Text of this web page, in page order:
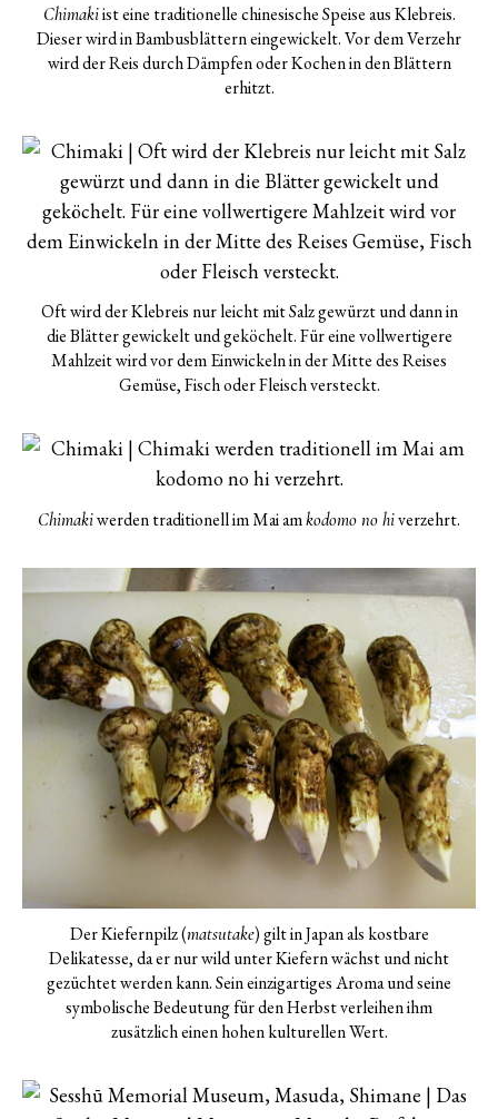
Chimakiist eine traditionelle chinesische Speise aus Klebreis.
Dieser wird in Bambusblättern eingewickelt. Vor dem Verzehr
wird der Reis durch Dämpfen oder Kochen in den Blättern
erhitzt.
Oft wird der Klebreis nur leicht mit Salz gewürzt und dann in
die Blätter gewickelt und geköchelt. Für eine vollwertigere
Mahlzeit wird vor dem Einwickeln in der Mitte des Reises
Gemüse, Fisch oder Fleisch versteckt.
Chimakiwerden traditionell im Mai amkodomo no hiverzehrt.
Der Kiefernpilz (matsutake) gilt in Japan als kostbare
Delikatesse, da er nur wild unter Kiefern wächst und nicht
gezüchtet werden kann. Sein einzigartiges Aroma und seine
symbolische Bedeutung für den Herbst verleihen ihm
zusätzlich einen hohen kulturellen Wert.